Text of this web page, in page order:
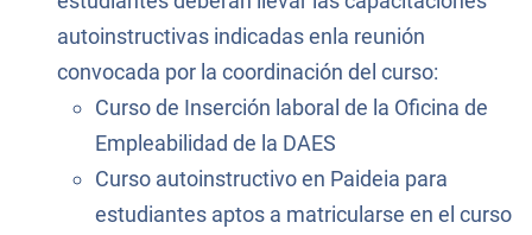
autoinstructivas indicadas enla reunión
convocada por la coordinación del curso:
Curso de Inserción laboral de la Oficina de
Empleabilidad de la DAES
Curso autoinstructivo en Paideia para
estudiantes aptos a matricularse en el curso